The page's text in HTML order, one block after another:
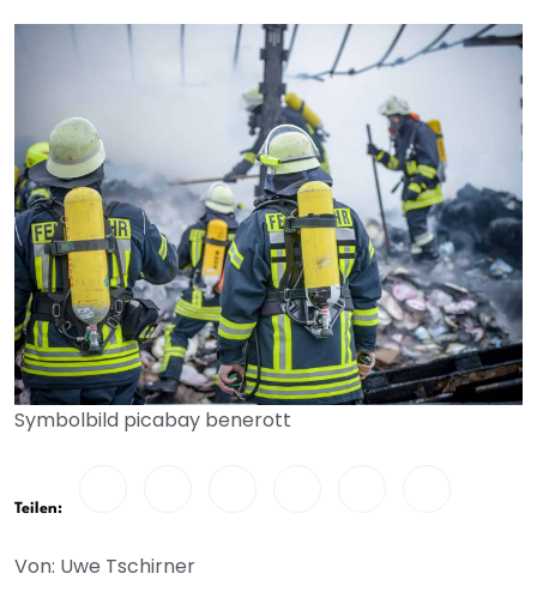
Symbolbild picabay benerott
Teilen:
Von: Uwe Tschirner